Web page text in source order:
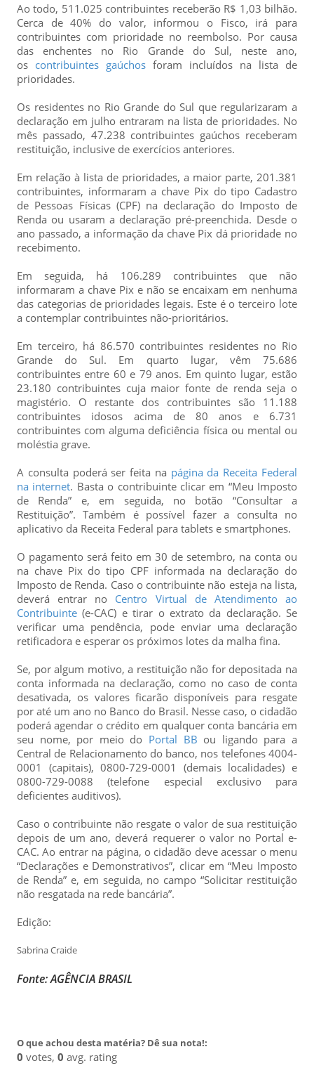
Ao todo, 511.025 contribuintes receberão R$ 1,03 bilhão.
Cerca de 40% do valor, informou o Fisco, irá para
contribuintes com prioridade no reembolso. Por causa
das enchentes no Rio Grande do Sul, neste ano,
os contribuintes gaúchos foram incluídos na lista de
prioridades.
Os residentes no Rio Grande do Sul que regularizaram a
declaração em julho entraram na lista de prioridades. No
mês passado, 47.238 contribuintes gaúchos receberam
restituição, inclusive de exercícios anteriores.
Em relação à lista de prioridades, a maior parte, 201.381
contribuintes, informaram a chave Pix do tipo Cadastro
de Pessoas Físicas (CPF) na declaração do Imposto de
Renda ou usaram a declaração pré-preenchida. Desde o
ano passado, a informação da chave Pix dá prioridade no
recebimento.
Em seguida, há 106.289 contribuintes que não
informaram a chave Pix e não se encaixam em nenhuma
das categorias de prioridades legais. Este é o terceiro lote
a contemplar contribuintes não-prioritários.
Em terceiro, há 86.570 contribuintes residentes no Rio
Grande do Sul. Em quarto lugar, vêm 75.686
contribuintes entre 60 e 79 anos. Em quinto lugar, estão
23.180 contribuintes cuja maior fonte de renda seja o
magistério. O restante dos contribuintes são 11.188
contribuintes idosos acima de 80 anos e 6.731
contribuintes com alguma deficiência física ou mental ou
moléstia grave.
A consulta poderá ser feita na página da Receita Federal
na internet. Basta o contribuinte clicar em “Meu Imposto
de Renda” e, em seguida, no botão “Consultar a
Restituição”. Também é possível fazer a consulta no
aplicativo da Receita Federal para tablets e smartphones.
O pagamento será feito em 30 de setembro, na conta ou
na chave Pix do tipo CPF informada na declaração do
Imposto de Renda. Caso o contribuinte não esteja na lista,
deverá entrar no Centro Virtual de Atendimento ao
Contribuinte (e-CAC) e tirar o extrato da declaração. Se
verificar uma pendência, pode enviar uma declaração
retificadora e esperar os próximos lotes da malha fina.
Se, por algum motivo, a restituição não for depositada na
conta informada na declaração, como no caso de conta
desativada, os valores ficarão disponíveis para resgate
por até um ano no Banco do Brasil. Nesse caso, o cidadão
poderá agendar o crédito em qualquer conta bancária em
seu nome, por meio do Portal BB ou ligando para a
Central de Relacionamento do banco, nos telefones 4004-
0001 (capitais), 0800-729-0001 (demais localidades) e
0800-729-0088 (telefone especial exclusivo para
deficientes auditivos).
Caso o contribuinte não resgate o valor de sua restituição
depois de um ano, deverá requerer o valor no Portal e-
CAC. Ao entrar na página, o cidadão deve acessar o menu
“Declarações e Demonstrativos”, clicar em “Meu Imposto
de Renda” e, em seguida, no campo “Solicitar restituição
não resgatada na rede bancária”.
Edição:
Sabrina Craide
Fonte: AGÊNCIA BRASIL
O que achou desta matéria? Dê sua nota!:
0 votes, 0 avg. rating